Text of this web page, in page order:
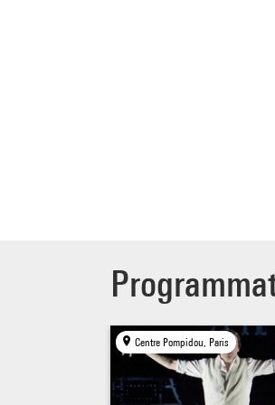
Centre Pompidou, Paris